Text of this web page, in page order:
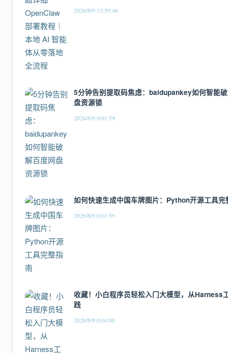
2026/8/9 13:59:46
5分钟告别提取码焦虑：baidupankey如何智能
盘资源锁
2026/8/9 0:01:59
如何快速生成中国车牌图片：Python开源工具完
2026/8/9 0:01:59
收藏！小白程序员轻松入门大模型，从Harness
践
2026/8/9 0:04:00